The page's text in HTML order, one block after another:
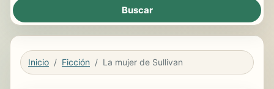
Inicio Ficción La mujer de Sullivan